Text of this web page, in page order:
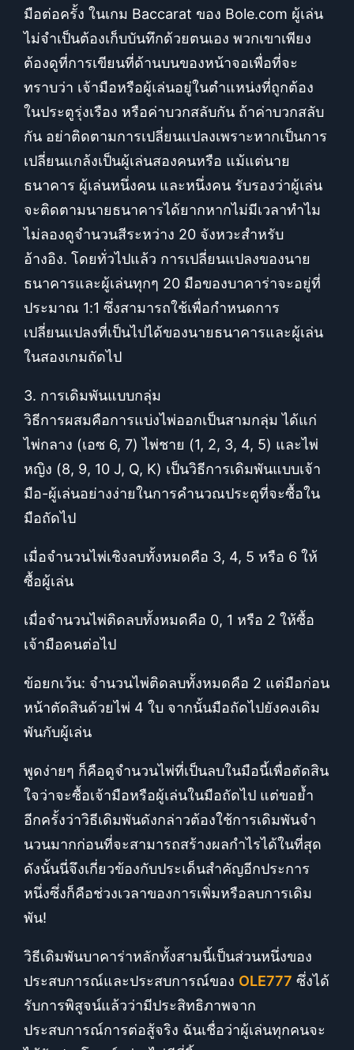
มือต่อครั้ง ในเกม Baccarat ของ Bole.com ผู้เล่น
ไม่จำเป็นต้องเก็บบันทึกด้วยตนเอง พวกเขาเพียง
ต้องดูที่การเขียนที่ด้านบนของหน้าจอเพื่อที่จะ
ทราบว่า เจ้ามือหรือผู้เล่นอยู่ในตำแหน่งที่ถูกต้อง
ในประตูรุ่งเรือง หรือค่าบวกสลับกัน ถ้าค่าบวกสลับ
กัน อย่าติดตามการเปลี่ยนแปลงเพราะหากเป็นการ
เปลี่ยนแกล้งเป็นผู้เล่นสองคนหรือ แม้แต่นาย
ธนาคาร ผู้เล่นหนึ่งคน และหนึ่งคน รับรองว่าผู้เล่น
จะติดตามนายธนาคารได้ยากหากไม่มีเวลาทำไม
ไม่ลองดูจำนวนสีระหว่าง 20 จังหวะสำหรับ
อ้างอิง. โดยทั่วไปแล้ว การเปลี่ยนแปลงของนาย
ธนาคารและผู้เล่นทุกๆ 20 มือของบาคาร่าจะอยู่ที่
ประมาณ 1:1 ซึ่งสามารถใช้เพื่อกำหนดการ
เปลี่ยนแปลงที่เป็นไปได้ของนายธนาคารและผู้เล่น
ในสองเกมถัดไป
3. การเดิมพันแบบกลุ่ม
วิธีการผสมคือการแบ่งไพ่ออกเป็นสามกลุ่ม ได้แก่
ไพ่กลาง (เอซ 6, 7) ไพ่ชาย (1, 2, 3, 4, 5) และไพ่
หญิง (8, 9, 10 J, Q, K) เป็นวิธีการเดิมพันแบบเจ้า
มือ-ผู้เล่นอย่างง่ายในการคำนวณประตูที่จะซื้อใน
มือถัดไป
เมื่อจำนวนไพ่เชิงลบทั้งหมดคือ 3, 4, 5 หรือ 6 ให้
ซื้อผู้เล่น
เมื่อจำนวนไพ่ติดลบทั้งหมดคือ 0, 1 หรือ 2 ให้ซื้อ
เจ้ามือคนต่อไป
ข้อยกเว้น: จำนวนไพ่ติดลบทั้งหมดคือ 2 แต่มือก่อน
หน้าตัดสินด้วยไพ่ 4 ใบ จากนั้นมือถัดไปยังคงเดิม
พันกับผู้เล่น
พูดง่ายๆ ก็คือดูจำนวนไพ่ที่เป็นลบในมือนี้เพื่อตัดสิน
ใจว่าจะซื้อเจ้ามือหรือผู้เล่นในมือถัดไป แต่ขอย้ำ
อีกครั้งว่าวิธีเดิมพันดังกล่าวต้องใช้การเดิมพันจำ
นวนมากก่อนที่จะสามารถสร้างผลกำไรได้ในที่สุด
ดังนั้นนี่จึงเกี่ยวข้องกับประเด็นสำคัญอีกประการ
หนึ่งซึ่งก็คือช่วงเวลาของการเพิ่มหรือลบการเดิม
พัน!
วิธีเดิมพันบาคาร่าหลักทั้งสามนี้เป็นส่วนหนึ่งของ
ประสบการณ์และประสบการณ์ของ OLE777 ซึ่งได้
รับการพิสูจน์แล้วว่ามีประสิทธิภาพจาก
ประสบการณ์การต่อสู้จริง ฉันเชื่อว่าผู้เล่นทุกคนจะ